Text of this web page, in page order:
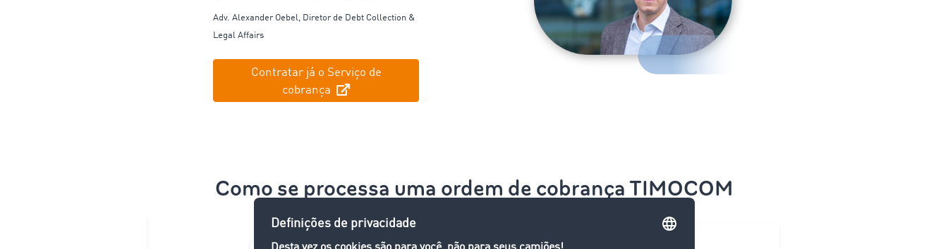
Adv. Alexander Oebel, Diretor de Debt Collection &
Legal Affairs
Contratar já o Serviço de
cobrança
Como se processa uma ordem de cobrança TIMOCOM